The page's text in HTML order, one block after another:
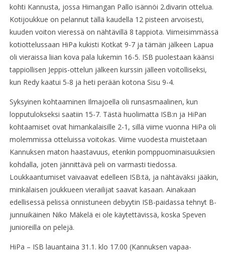
kohti Kannusta, jossa Himangan Pallo isännöi 2.divarin ottelua.
Kotijoukkue on pelannut tällä kaudella 12 pisteen arvoisesti,
kuuden voiton vieressä on nähtävillä 8 tappiota. Viimeisimmässä
kotiottelussaan HiPa kukisti Kotkat 9-7 ja tämän jälkeen Lapua
oli vieraissa liian kova pala lukemin 16-5. ISB puolestaan käänsi
tappiollisen Jeppis-ottelun jälkeen kurssin jälleen voitolliseksi,
kun Redy kaatui 5-8 ja heti perään kotona Sisu 9-4.
Syksyinen kohtaaminen Ilmajoella oli runsasmaalinen, kun
lopputulokseksi saatiin 15-7. Tästä huolimatta ISB:n ja HiPan
kohtaamiset ovat himankalaisille 2-1, sillä viime vuonna HiPa oli
molemmissa otteluissa voitokas. Viime vuodesta muistetaan
Kannuksen maton haastavuus, etenkin pomppuominaisuuksien
kohdalla, joten jännittävä peli on varmasti tiedossa.
Loukkaantumiset vaivaavat edelleen ISB:tä, ja nähtäväksi jääkin,
minkälaisen joukkueen vierailijat saavat kasaan. Ainakaan
edellisessä pelissä onnistuneen debyytin ISB-paidassa tehnyt B-
junnuikäinen Niko Mäkelä ei ole käytettävissä, koska Speven
junioreilla on pelejä.
HiPa – ISB lauantaina 31.1. klo 17.00 (Kannuksen vapaa-